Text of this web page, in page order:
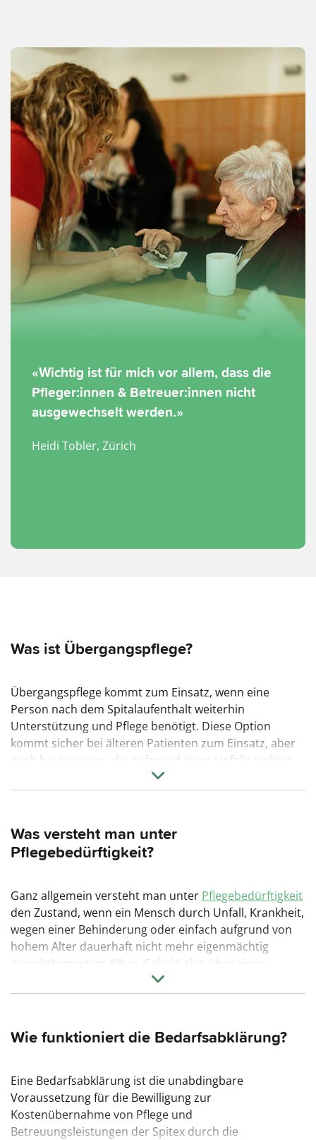
Wichtig ist für mich vor allem, dass die
Pfleger:innen & Betreuer:innen nicht
ausgewechselt werden.
Heidi Tobler, Zürich
Was ist Übergangspflege?
Übergangspflege kommt zum Einsatz, wenn eine
Person nach dem Spitalaufenthalt weiterhin
Unterstützung und Pflege benötigt. Diese Option
kommt sicher bei älteren Patienten zum Einsatz, aber
auch bei Jüngeren, die aufgrund eines Unfalls nicht in
der Lage sind, sich zuhause selbstständig zu
versorgen. Die Übergangspflege wird häufig bereits
Demzufolge werden die Kosten gemäss der
Grundpflege und Wundversorgung auch durch die
Krankenkasssen getragen. Lesen Sie hier mehr zu
Was versteht man unter
Pflegebedürftigkeit?
Ganz allgemein versteht man unter Pflegebedürftigkeit
den Zustand, wenn ein Mensch durch Unfall, Krankheit,
wegen einer Behinderung oder einfach aufgrund von
hohem Alter dauerhaft nicht mehr eigenmächtig
zurechtkommt im Alltag. Sobald also über einen
längeren Zeitraum medizinische Pflege und
Unterstützung für tagtägliche Handlungen notwendig
Unterstützung umfasst neben der schon genannten
Haushalt allgemein. Oft springen für die einfacheren
Hilfstätigkeiten, die keiner besonderen Ausbildung
bedürfen, die Angehörigen ein. Eine Alternative bildet
die Einbindung von Spitex-Organisationen.
Wie funktioniert die Bedarfsabklärung?
Eine Bedarfsabklärung ist die unabdingbare
Voraussetzung für die Bewilligung zur
Kostenübernahme von Pflege und
Betreuungsleistungen der Spitex durch die